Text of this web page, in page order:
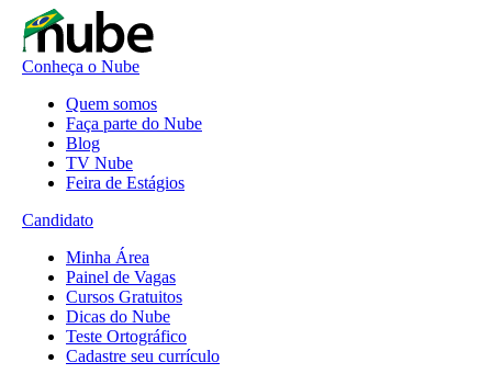
Conheça o Nube
Quem somos
Faça parte do Nube
Blog
TV Nube
Feira de Estágios
Candidato
Minha Área
Painel de Vagas
Cursos Gratuitos
Dicas do Nube
Teste Ortográfico
Cadastre seu currículo